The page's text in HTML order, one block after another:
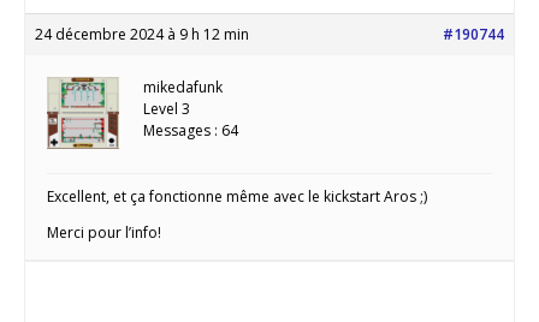
24 décembre 2024 à 9 h 12 min #190744
mikedafunk
Level 3
Messages : 64
Excellent, et ça fonctionne même avec le kickstart Aros ;)
Merci pour l’info!